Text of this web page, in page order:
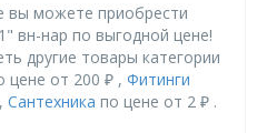
вы можете приобрести
вн-нар по выгодной цене!
другие товары категории
цене от 200 ₽ , Фитинги
Сантехника по цене от 2 ₽ .